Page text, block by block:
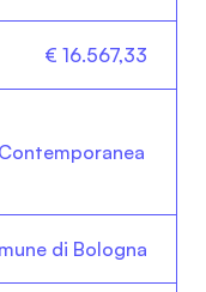
€ 16.567,33
di Bologna